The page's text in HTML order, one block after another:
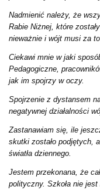
Nadmienić należy, że
Rabie Niżnej, które
nieważnie i wójt musi za
Ciekawi mnie w jaki
Pedagogiczne,
jak im spojrzy w oczy.
Spojrzenie z dystansem
negatywnej działalności
Zastanawiam się, ile
skutki zostało podjętych,
światła dziennego.
Jestem przekonana, że
polityczny. Szkoła nie